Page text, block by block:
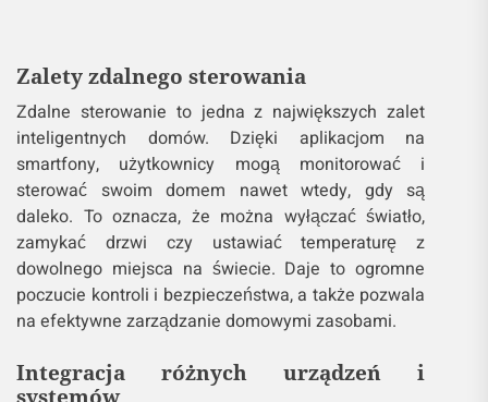
Zalety zdalnego sterowania
Zdalne sterowanie to jedna z największych zalet
inteligentnych domów. Dzięki aplikacjom na
smartfony, użytkownicy mogą monitorować i
sterować swoim domem nawet wtedy, gdy są
daleko. To oznacza, że można wyłączać światło,
zamykać drzwi czy ustawiać temperaturę z
dowolnego miejsca na świecie. Daje to ogromne
poczucie kontroli i bezpieczeństwa, a także pozwala
na efektywne zarządzanie domowymi zasobami.
Integracja różnych urządzeń i
systemów